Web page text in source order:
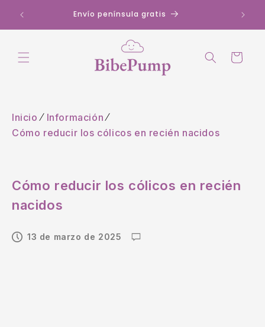
directamenteDescuentos exclusivos al registrarte con el
correo
Carrito
Inicio
Información
Cómo reducir los cólicos en recién nacidos
Cómo reducir los cólicos en recién
nacidos
13 de marzo de 2025